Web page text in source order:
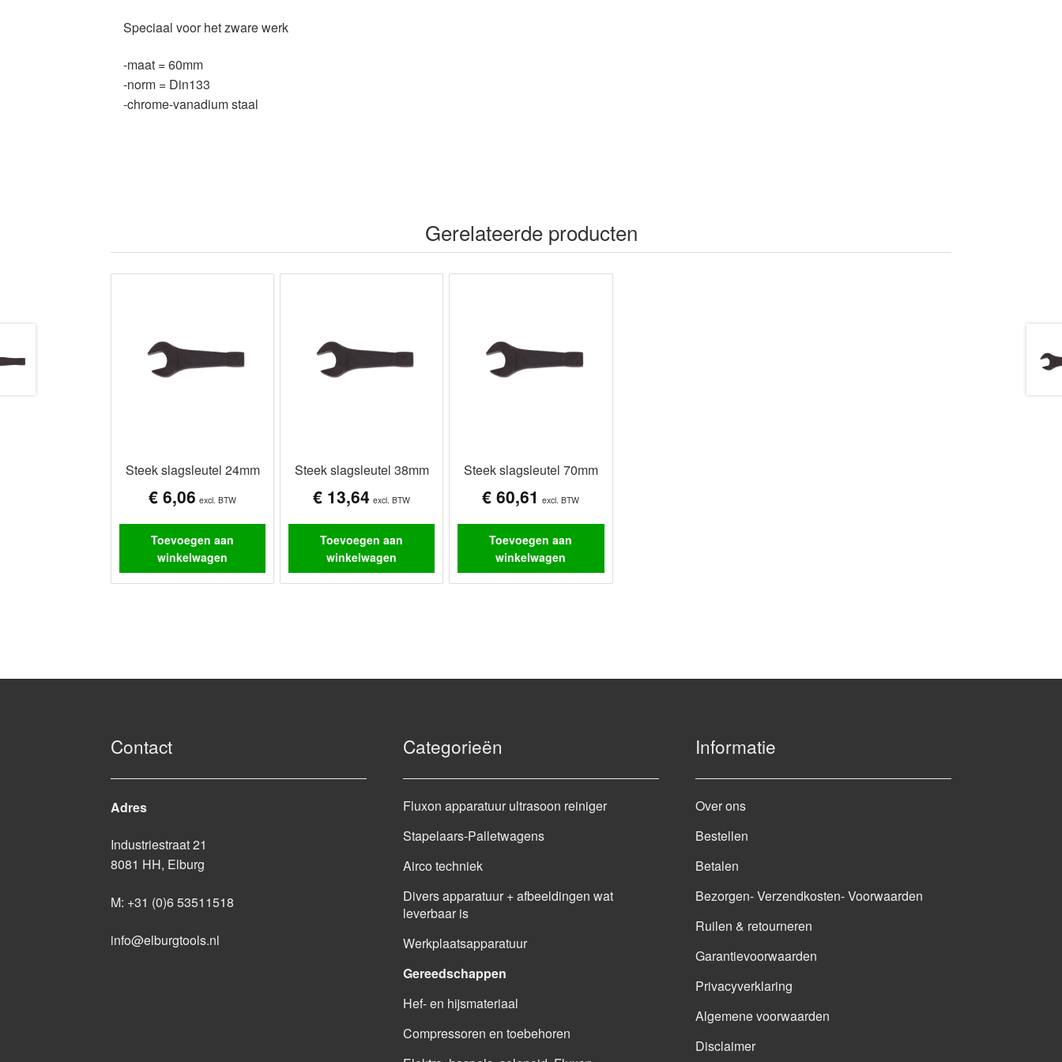
Speciaal voor het zware werk
-maat = 60mm
-norm = Din133
-chrome-vanadium staal
Gerelateerde producten
Steek slagsleutel 24mm
€ 6,06 excl. BTW
Toevoegen aan
winkelwagen
Steek slagsleutel 38mm
€ 13,64 excl. BTW
Toevoegen aan
winkelwagen
Steek slagsleutel 70mm
€ 60,61 excl. BTW
Toevoegen aan
winkelwagen
Contact
Adres
Industriestraat 21
8081 HH, Elburg
M: +31 (0)6 53511518
info@elburgtools.nl
Categorieën
Fluxon apparatuur ultrasoon reiniger
Stapelaars-Palletwagens
Airco techniek
Divers apparatuur + afbeeldingen wat
leverbaar is
Werkplaatsapparatuur
Gereedschappen
Hef- en hijsmateriaal
Compressoren en toebehoren
Informatie
Over ons
Bestellen
Betalen
Bezorgen- Verzendkosten- Voorwaarden
Ruilen & retourneren
Garantievoorwaarden
Privacyverklaring
Algemene voorwaarden
Disclaimer